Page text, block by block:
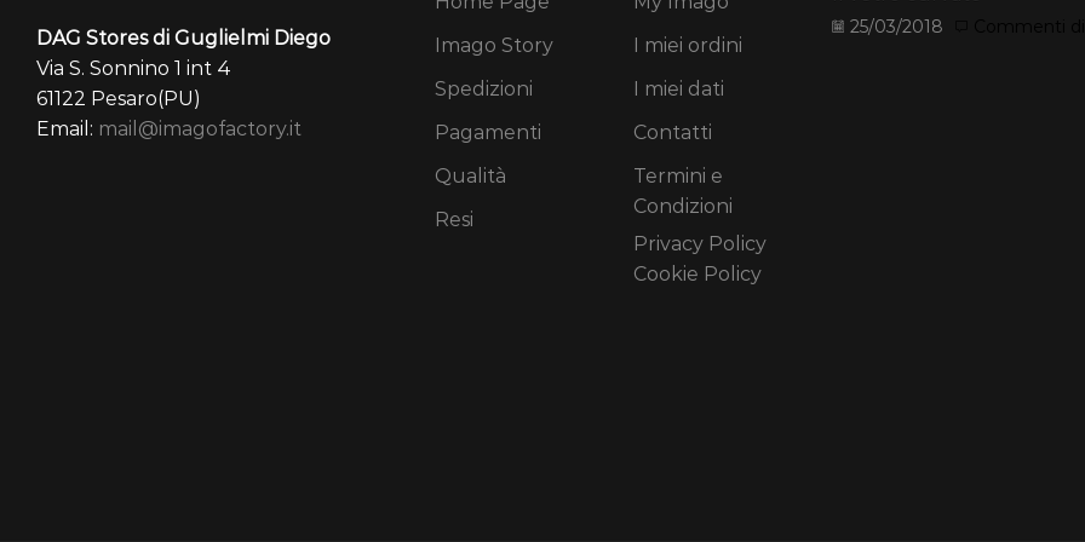
DAG Stores di Guglielmi Diego
Via S. Sonnino 1 int 4
61122 Pesaro(PU)
Email: mail@imagofactory.it
Imago Story
Spedizioni
Pagamenti
Qualità
Resi
I miei ordini
I miei dati
Contatti
Termini e
Condizioni
Privacy Policy
Cookie Policy
25/03/2018